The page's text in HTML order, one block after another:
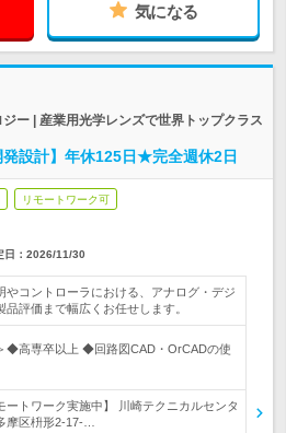
気になる
ー | 産業用光学レンズで世界トップクラス
発設計】年休125日★完全週休2日
リモートワーク可
： 2026/11/30
やコントローラにおける、アナログ・デジ
品評価まで幅広くお任せします。
◆高専卒以上 ◆回路図CAD・OrCADの使
ートワーク実施中】 川崎テクニカルセンタ
摩区枡形2-17-…